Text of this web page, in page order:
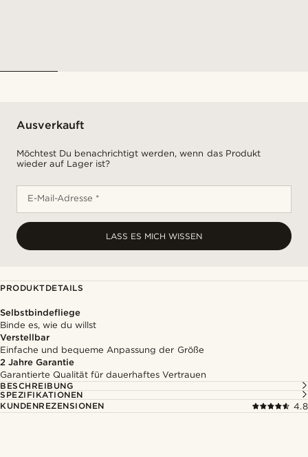
Ausverkauft
Möchtest Du benachrichtigt werden, wenn das Produkt
wieder auf Lager ist?
E-Mail-Adresse *
LASS ES MICH WISSEN
PRODUKTDETAILS
Selbstbindefliege
Binde es, wie du willst
Verstellbar
Einfache und bequeme Anpassung der Größe
2 Jahre Garantie
Garantierte Qualität für dauerhaftes Vertrauen
BESCHREIBUNG
SPEZIFIKATIONEN
KUNDENREZENSIONEN
4.8